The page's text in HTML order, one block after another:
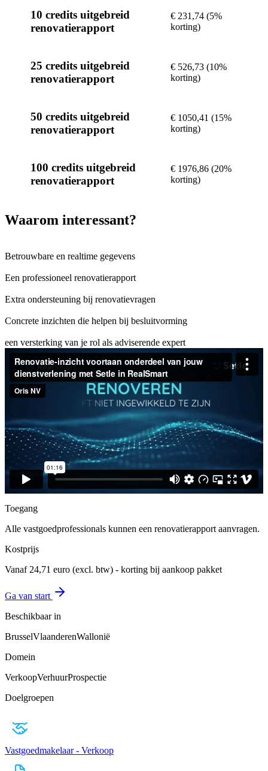
10 credits uitgebreid
renovatierapport
€ 231,74 (5%
korting)
25 credits uitgebreid
renovatierapport
€ 526,73 (10%
korting)
50 credits uitgebreid
renovatierapport
€ 1050,41 (15%
korting)
100 credits uitgebreid
renovatierapport
€ 1976,86 (20%
korting)
Waarom interessant?
Betrouwbare en realtime gegevens
Een professioneel renovatierapport
Extra ondersteuning bij renovatievragen
Concrete inzichten die helpen bij besluitvorming
een versterking van je rol als adviserende expert
Toegang
Alle vastgoedprofessionals kunnen een renovatierapport aanvragen.
Kostprijs
Vanaf 24,71 euro (excl. btw) - korting bij aankoop pakket
Ga van start
Beschikbaar in
BrusselVlaanderenWallonië
Domein
VerkoopVerhuurProspectie
Doelgroepen
Vastgoedmakelaar - Verkoop